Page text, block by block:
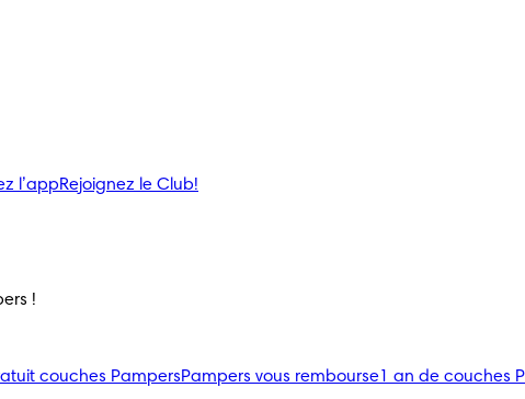
l’appRejoignez le Club!
!
couches PampersPampers vous rembourse1 an de couches